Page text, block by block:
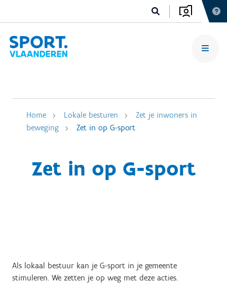
Home Lokale besturen
Zet je inwoners in
beweging
Zet in op G-sport
Zet in op G-sport
Als lokaal bestuur kan je G-sport in je gemeente
stimuleren. We zetten je op weg met deze acties.